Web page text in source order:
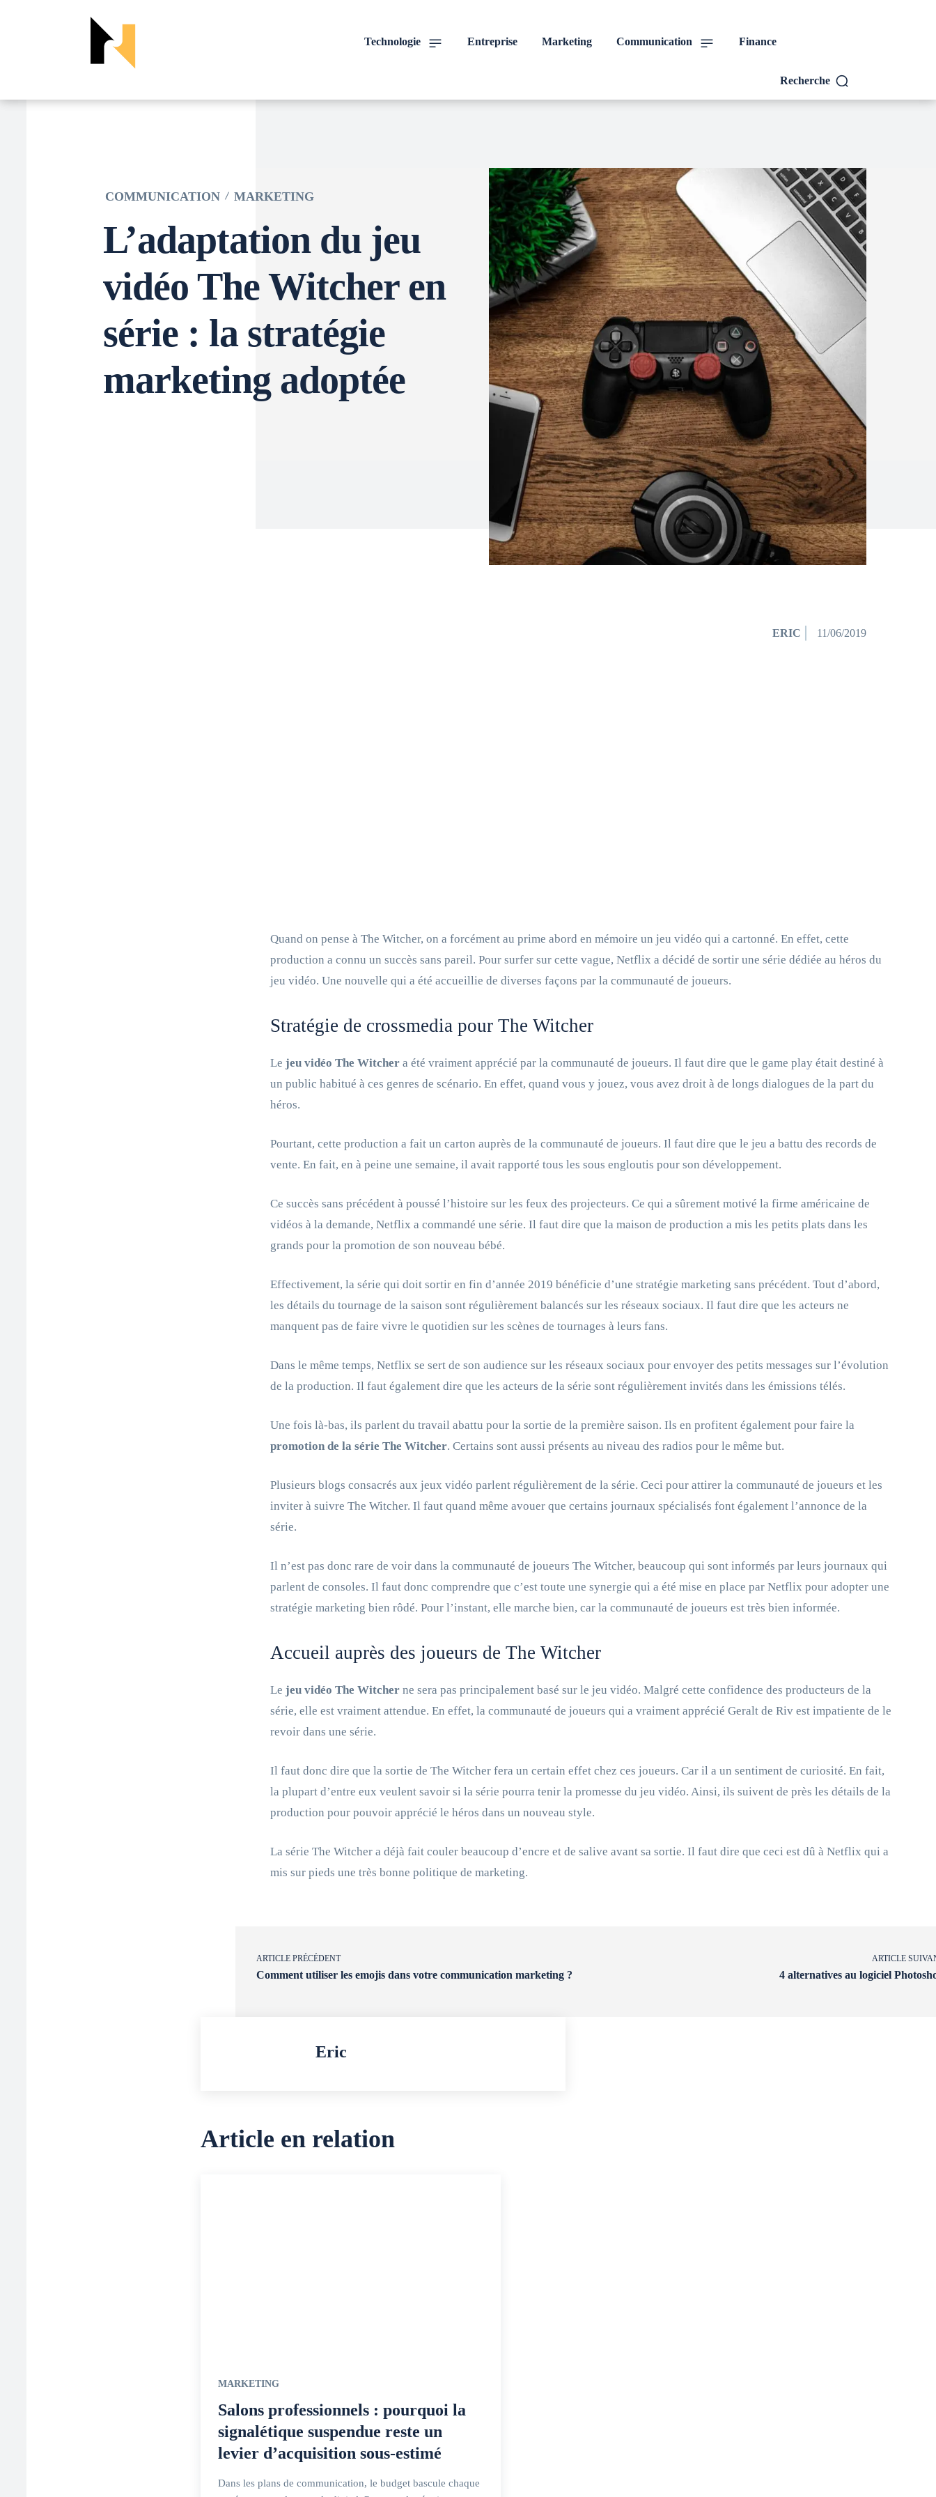
Technologie Entreprise Marketing Communication Finance
Recherche
COMMUNICATION MARKETING
L’adaptation du jeu
vidéo The Witcher en
série : la stratégie
marketing adoptée
ERIC 11/06/2019
Quand on pense à The Witcher, on a forcément au prime abord en mémoire un jeu vidéo qui a cartonné. En effet, cette
production a connu un succès sans pareil. Pour surfer sur cette vague, Netflix a décidé de sortir une série dédiée au héros du
jeu vidéo. Une nouvelle qui a été accueillie de diverses façons par la communauté de joueurs.
Stratégie de crossmedia pour The Witcher
Le jeu vidéo The Witcher a été vraiment apprécié par la communauté de joueurs. Il faut dire que le game play était destiné à
un public habitué à ces genres de scénario. En effet, quand vous y jouez, vous avez droit à de longs dialogues de la part du
héros.
Pourtant, cette production a fait un carton auprès de la communauté de joueurs. Il faut dire que le jeu a battu des records de
vente. En fait, en à peine une semaine, il avait rapporté tous les sous engloutis pour son développement.
Ce succès sans précédent à poussé l’histoire sur les feux des projecteurs. Ce qui a sûrement motivé la firme américaine de
vidéos à la demande, Netflix a commandé une série. Il faut dire que la maison de production a mis les petits plats dans les
grands pour la promotion de son nouveau bébé.
Effectivement, la série qui doit sortir en fin d’année 2019 bénéficie d’une stratégie marketing sans précédent. Tout d’abord,
les détails du tournage de la saison sont régulièrement balancés sur les réseaux sociaux. Il faut dire que les acteurs ne
manquent pas de faire vivre le quotidien sur les scènes de tournages à leurs fans.
Dans le même temps, Netflix se sert de son audience sur les réseaux sociaux pour envoyer des petits messages sur l’évolution
de la production. Il faut également dire que les acteurs de la série sont régulièrement invités dans les émissions télés.
Une fois là-bas, ils parlent du travail abattu pour la sortie de la première saison. Ils en profitent également pour faire la
promotion de la série The Witcher. Certains sont aussi présents au niveau des radios pour le même but.
Plusieurs blogs consacrés aux jeux vidéo parlent régulièrement de la série. Ceci pour attirer la communauté de joueurs et les
inviter à suivre The Witcher. Il faut quand même avouer que certains journaux spécialisés font également l’annonce de la
série.
Il n’est pas donc rare de voir dans la communauté de joueurs The Witcher, beaucoup qui sont informés par leurs journaux qui
parlent de consoles. Il faut donc comprendre que c’est toute une synergie qui a été mise en place par Netflix pour adopter une
stratégie marketing bien rôdé. Pour l’instant, elle marche bien, car la communauté de joueurs est très bien informée.
Accueil auprès des joueurs de The Witcher
Le jeu vidéo The Witcher ne sera pas principalement basé sur le jeu vidéo. Malgré cette confidence des producteurs de la
série, elle est vraiment attendue. En effet, la communauté de joueurs qui a vraiment apprécié Geralt de Riv est impatiente de le
revoir dans une série.
Il faut donc dire que la sortie de The Witcher fera un certain effet chez ces joueurs. Car il a un sentiment de curiosité. En fait,
la plupart d’entre eux veulent savoir si la série pourra tenir la promesse du jeu vidéo. Ainsi, ils suivent de près les détails de la
production pour pouvoir apprécié le héros dans un nouveau style.
La série The Witcher a déjà fait couler beaucoup d’encre et de salive avant sa sortie. Il faut dire que ceci est dû à Netflix qui a
mis sur pieds une très bonne politique de marketing.
ARTICLE PRÉCÉDENT
Comment utiliser les emojis dans votre communication marketing ?
ARTICLE
4 alternatives au logiciel
Eric
Article en relation
MARKETING
Salons professionnels : pourquoi la
signalétique suspendue reste un
levier d’acquisition sous-estimé
Dans les plans de communication, le budget bascule chaque